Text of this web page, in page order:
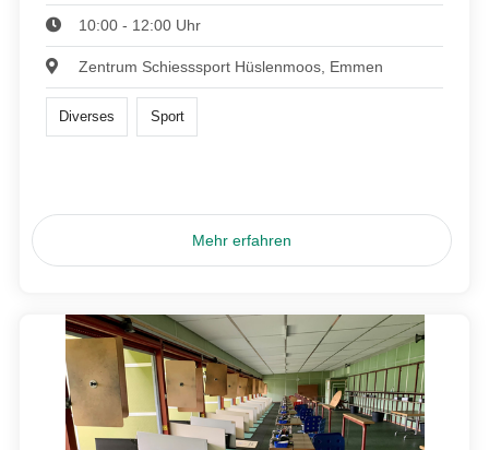
10:00 - 12:00 Uhr
Zentrum Schiesssport Hüslenmoos, Emmen
Diverses Sport
Mehr erfahren